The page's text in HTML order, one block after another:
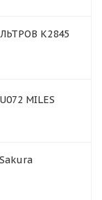
K2845
MILES